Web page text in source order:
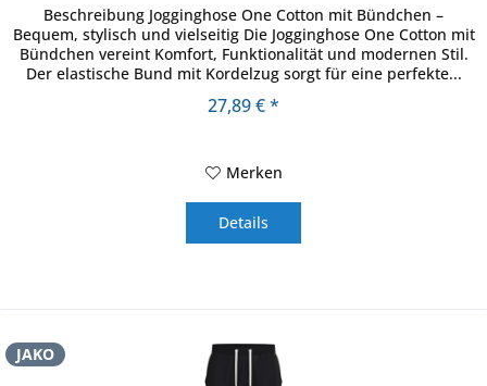
Beschreibung Jogginghose One Cotton mit Bündchen –
Bequem, stylisch und vielseitig Die Jogginghose One Cotton mit
Bündchen vereint Komfort, Funktionalität und modernen Stil.
Der elastische Bund mit Kordelzug sorgt für eine perfekte...
27,89 € *
Merken
Details
JAKO